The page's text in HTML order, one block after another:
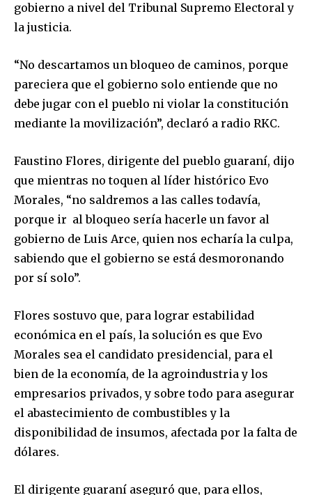
Join our community of
SUBSCRIBERS and be part of the
conversation.
To subscribe, simply enter your email address on our website
safe with us.
SUBSCRIBE
I've read and accept the
gobierno a nivel del Tribunal Supremo Electoral y
la justicia.
“No descartamos un bloqueo de caminos, porque
pareciera que el gobierno solo entiende que no
debe jugar con el pueblo ni violar la constitución
mediante la movilización”, declaró a radio RKC.
Faustino Flores, dirigente del pueblo guaraní, dijo
que mientras no toquen al líder histórico Evo
Morales, “no saldremos a las calles todavía,
porque ir al bloqueo sería hacerle un favor al
gobierno de Luis Arce, quien nos echaría la culpa,
sabiendo que el gobierno se está desmoronando
por sí solo”.
Flores sostuvo que, para lograr estabilidad
económica en el país, la solución es que Evo
Morales sea el candidato presidencial, para el
bien de la economía, de la agroindustria y los
empresarios privados, y sobre todo para asegurar
el abastecimiento de combustibles y la
disponibilidad de insumos, afectada por la falta de
dólares.
El dirigente guaraní aseguró que, para ellos,